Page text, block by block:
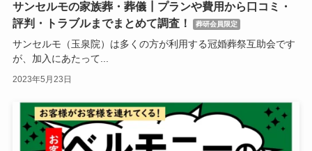
サンセルモの家族葬・葬儀┃プランや費用から口コミ・
評判・トラブルまでまとめて調査！
葬研会員限定
サンセルモ（玉泉院）は多くの方が利用する冠婚葬祭互助会です
が、加入にあたって...
2023年5月23日